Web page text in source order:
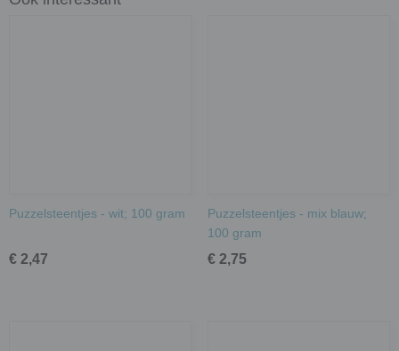
Puzzelsteentjes - wit; 100 gram
€ 2,47
Puzzelsteentjes - mix blauw;
100 gram
€ 2,75